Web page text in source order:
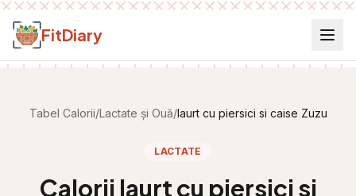
Salt la conținut
FitDiary
Tabel Calorii/Lactate și Ouă/Iaurt cu piersici si caise Zuzu
LACTATE
Calorii Iaurt cu piersici si